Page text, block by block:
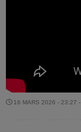
16 MARS 2026 - 23:27 -